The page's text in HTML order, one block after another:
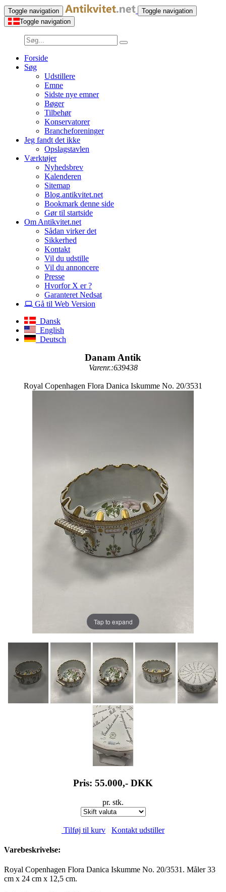
Toggle navigation
Toggle navigation
Toggle navigation
Forside
Søg
Udstillere
Emne
Sidste nye emner
Bøger
Tilbehør
Konservatorer
Brancheforeninger
Jeg fandt det ikke
Opslagstavlen
Værktøjer
Nyhedsbrev
Kalenderen
Sitemap
Blog.antikvitet.net
Bookmark denne side
Gør til startside
Om Antikvitet.net
Sådan virker det
Sikkerhed
Kontakt
Vil du udstille
Vil du annoncere
Presse
Hvorfor X er ?
Garanteret Nedsat
Gå til Web Version
Dansk
English
Deutsch
Danam Antik
Varenr.:639438
Royal Copenhagen Flora Danica Iskumme No. 20/3531
Tap to expand
Pris: 55.000,- DKK
pr. stk.
Tilføj til kurv Kontakt udstiller
Varebeskrivelse:
Royal Copenhagen Flora Danica Iskumme No. 20/3531. Måler 33
cm x 24 cm x 12,5 cm.